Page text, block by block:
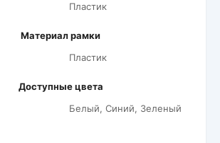
Пластик
Материал рамки
Пластик
Доступные цвета
Белый, Синий, Зеленый